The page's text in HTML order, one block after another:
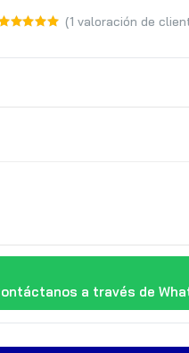
(1 valoración de
a través de